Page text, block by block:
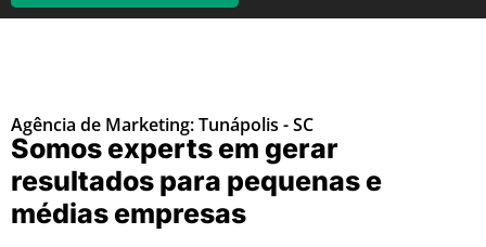
Agência de Marketing: Tunápolis - SC
Somos experts em gerar
resultados para pequenas e
médias empresas